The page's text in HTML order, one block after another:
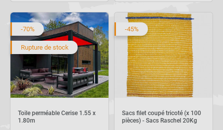
-70%
Rupture de stock
Toile perméable Cerise 1.55 x
1.80m
-45%
Sacs filet coupé tricoté (x 100
pièces) - Sacs Raschel 20Kg